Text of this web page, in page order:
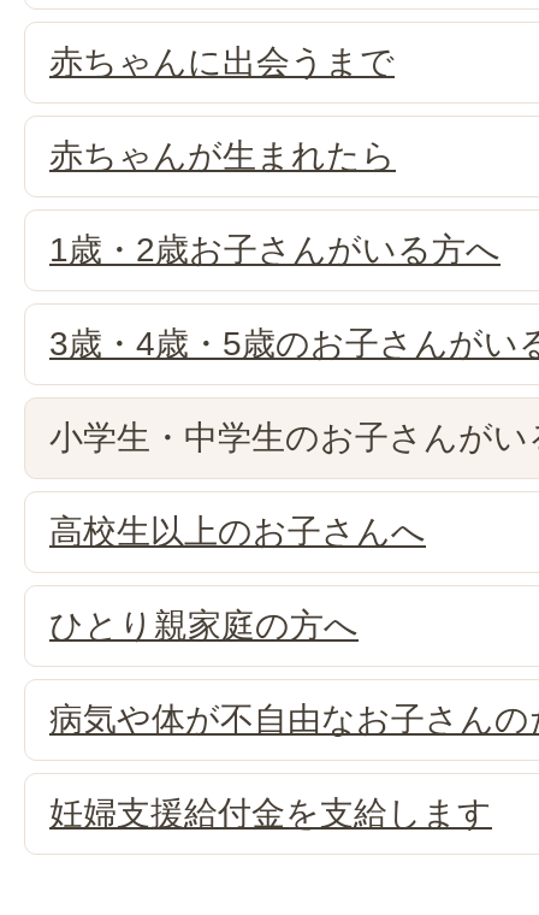
赤ちゃんに出会うまで
赤ちゃんが生まれたら
1歳・2歳お子さんがいる方へ
3歳・4歳・5歳のお子さんがい
小学生・中学生のお子さんがい
高校生以上のお子さんへ
ひとり親家庭の方へ
病気や体が不自由なお子さん
妊婦支援給付金を支給します